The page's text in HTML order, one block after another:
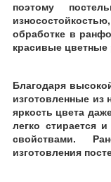
поэтому
обработке в
красивые цветные
Благодаря
изготовленные из
яркость цвета
легко стирается
свойствами.
изготовления